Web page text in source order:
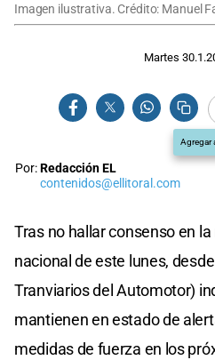
Imagen ilustrativa. Crédito: Manuel
Martes
Agregar
Por:Redacción EL
contenidos@ellitoral.com
Tras no hallar consenso en
nacional de este lunes,
Tranviarios del Automotor)
mantienen en estado de
medidas de fuerza en los